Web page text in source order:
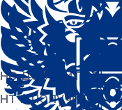
добавить в
и получить